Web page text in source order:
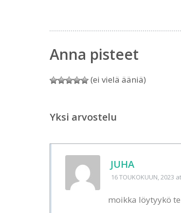
Anna pisteet
(ei vielä ääniä)
Yksi arvostelu
JUHA
16 TOUKOKUUN, 2023
moikka löytyykö